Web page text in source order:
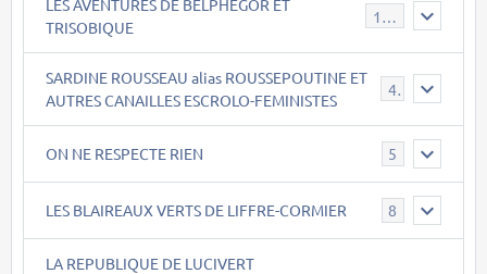
TRISOBIQUE
SARDINE ROUSSEAU alias ROUSSEPOUTINE ET
AUTRES CANAILLES ESCROLO-FEMINISTES
40
ON NE RESPECTE RIEN 5
LES BLAIREAUX VERTS DE LIFFRE-CORMIER 8
LA REPUBLIQUE DE LUCIVERT